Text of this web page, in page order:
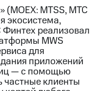
MTSS, МТС
экосистема,
реализовал
MWS
для
приложений
— с помощью
частные клиенты